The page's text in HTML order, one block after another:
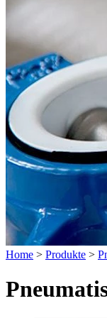
Home > Produkte >